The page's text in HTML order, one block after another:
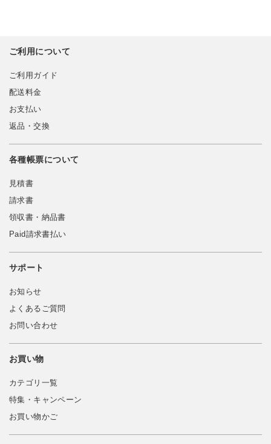
ご利用について
ご利用ガイド
配送料金
お支払い
返品・交換
各種帳票について
見積書
請求書
領収書・納品書
Paid請求書払い
サポート
お知らせ
よくあるご質問
お問い合わせ
お買い物
カテゴリ一覧
特集・キャンペーン
お買い物かご